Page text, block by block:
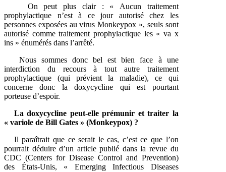
On peut plus clair : « Aucun traitement
prophylactique n’est à ce jour autorisé chez les
personnes exposées au virus Monkeypox », seuls sont
autorisé comme traitement prophylactique les « va x
ins » énumérés dans l’arrêté.
Nous sommes donc bel est bien face à une
interdiction du recours à tout autre traitement
prophylactique (qui prévient la maladie), ce qui
concerne donc la doxycycline qui est pourtant
porteuse d’espoir.
La doxycycline peut-elle prémunir et traiter la
« variole de Bill Gates » (Monkeypox) ?
Il paraîtrait que ce serait le cas, c’est ce que l’on
pourrait déduire d’un article publié dans la revue du
CDC (Centers for Disease Control and Prevention)
des États-Unis, « Emerging Infectious Diseases